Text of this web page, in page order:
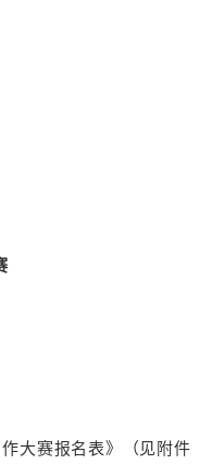
大赛报名表》（见附件